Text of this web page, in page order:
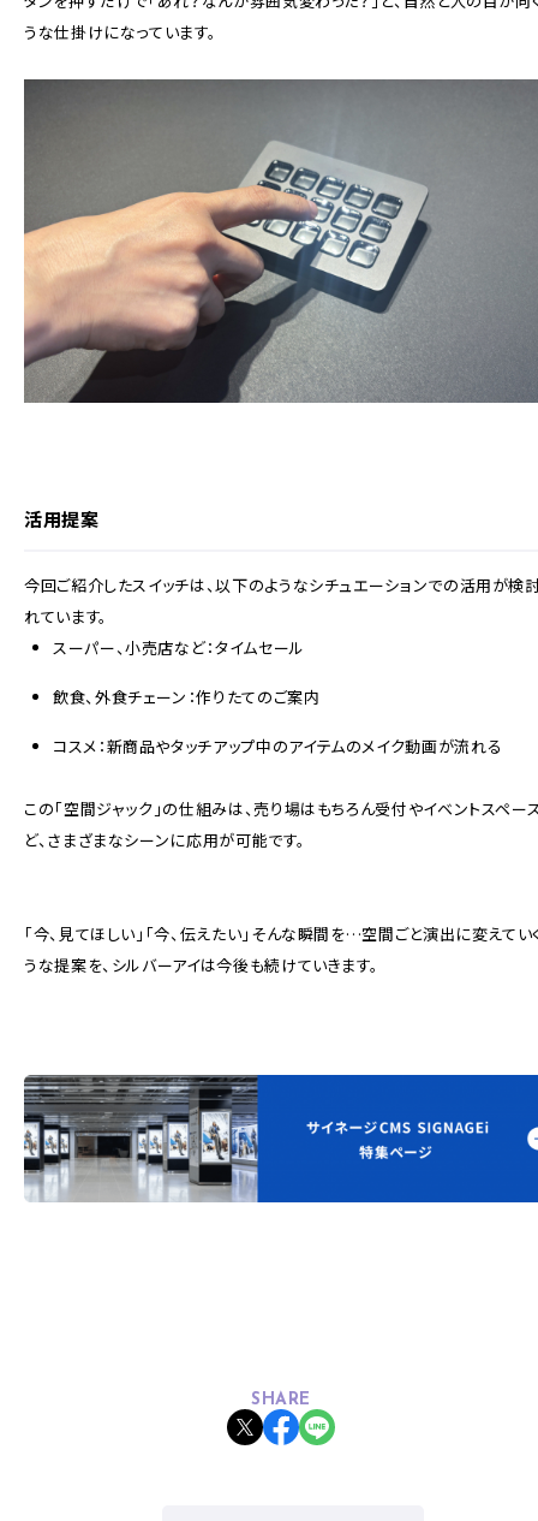
うな仕掛けになっています。
活用提案
今回ご紹介したスイッチは、以下のようなシチュエーションでの活用が検
れています。
スーパー、小売店など：タイムセール
飲食、外食チェーン：作りたてのご案内
コスメ：新商品やタッチアップ中のアイテムのメイク動画が流れる
この「空間ジャック」の仕組みは、売り場はもちろん受付やイベントスペー
ど、さまざまなシーンに応用が可能です。
「今、見てほしい」「今、伝えたい」そんな瞬間を…空間ごと演出に変えてい
うな提案を、シルバーアイは今後も続けていきます。
SHARE